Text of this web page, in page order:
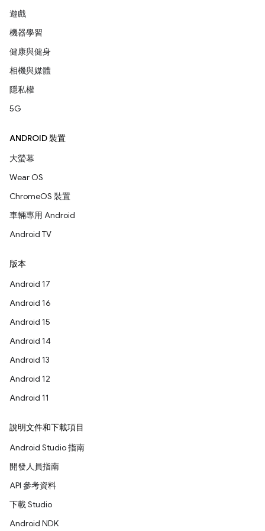
遊戲
機器學習
健康與健身
相機與媒體
隱私權
5G
ANDROID 裝置
大螢幕
Wear OS
ChromeOS 裝置
車輛專用 Android
Android TV
版本
Android 17
Android 16
Android 15
Android 14
Android 13
Android 12
Android 11
說明文件和下載項目
Android Studio 指南
開發人員指南
API 參考資料
下載 Studio
Android NDK